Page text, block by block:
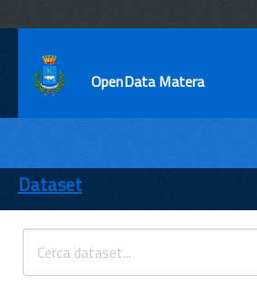
OpenData Matera
ENTI
TEMI
INFORMAZIONI
Dataset